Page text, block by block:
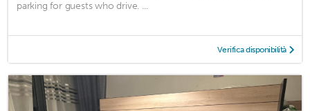
parking for guests who drive. ...
Verifica disponibilità